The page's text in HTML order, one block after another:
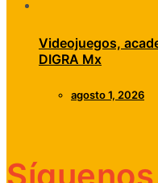
Videojuegos,
DIGRA Mx
agosto 1, 2026